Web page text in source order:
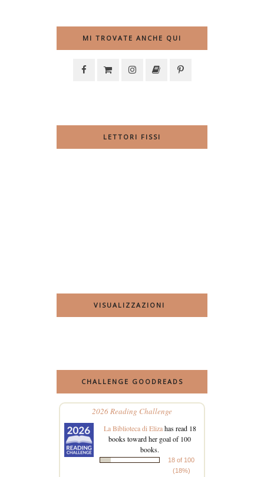
MI TROVATE ANCHE QUI
LETTORI FISSI
VISUALIZZAZIONI
CHALLENGE GOODREADS
2026 Reading Challenge
La Biblioteca di Elizahas read 18
books toward her goal of 100
books.
18 of 100
(18%)